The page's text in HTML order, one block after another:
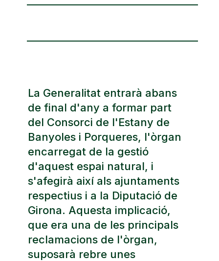
La Generalitat entrarà abans
de final d'any a formar part
del Consorci de l'Estany de
Banyoles i Porqueres, l'òrgan
encarregat de la gestió
d'aquest espai natural, i
s'afegirà així als ajuntaments
respectius i a la Diputació de
Girona. Aquesta implicació,
que era una de les principals
reclamacions de l'òrgan,
suposarà rebre unes